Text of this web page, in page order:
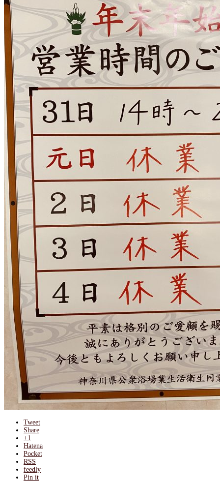
Tweet
Share
+1
Hatena
Pocket
RSS
feedly
Pin it